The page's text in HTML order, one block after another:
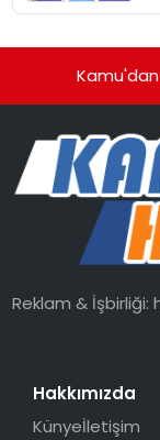
Reklam & İşbirliği:
Hakkımızda
Künyeİletişim